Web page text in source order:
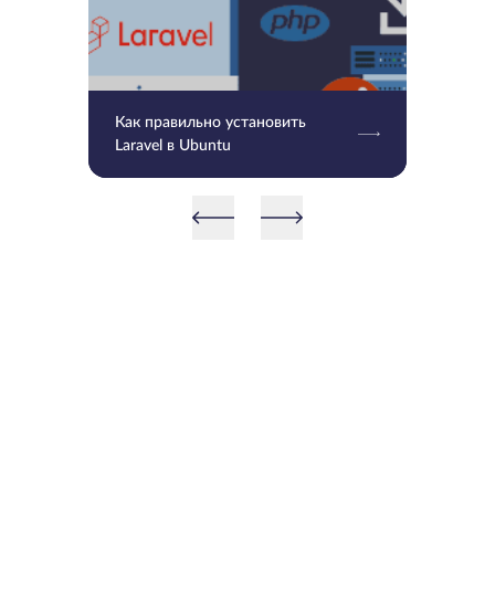
Как правильно установить
Laravel в Ubuntu